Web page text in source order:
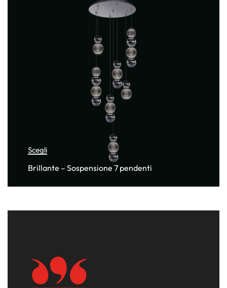
Scegli
Brillante – Sospensione 7 pendenti